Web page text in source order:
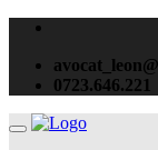
0723.646.221